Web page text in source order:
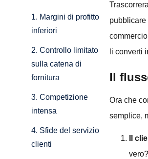
1. Margini di profitto
inferiori
2. Controllo limitato
sulla catena di
fornitura
3. Competizione
intensa
4. Sfide del servizio
clienti
pubblicare
li converti
Il
Ora che
semplice,
Il
vero?